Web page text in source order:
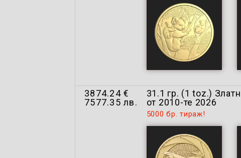
3874.24 €
7577.35 лв.
31.1 гр. (1 toz.)
от 2010-те 2026
5000 бр. тираж!